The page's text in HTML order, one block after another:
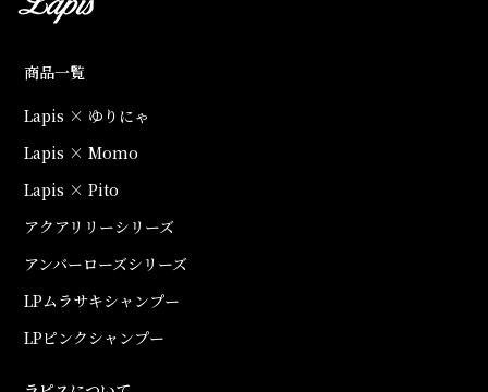
商品一覧
Lapis × ゆりにゃ
Lapis × Momo
Lapis × Pito
アクアリリーシリーズ
アンバーローズシリーズ
LPムラサキシャンプー
LPピンクシャンプー